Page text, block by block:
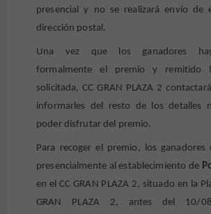
presencial y no se realizará envío de
dirección postal.
Una vez que los ganadores
formalmente el premio y remitido
solicitada, CC GRAN PLAZA 2
informarles del resto de los detalles
poder disfrutar del premio.
Para recoger el premio, los ganadores
presencialmente al establecimiento de
en el CC GRAN PLAZA 2, situado en la
GRAN PLAZA 2, antes del 10/